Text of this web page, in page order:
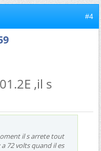
#4
,il s
il s arrete tout
72 volts quand il es